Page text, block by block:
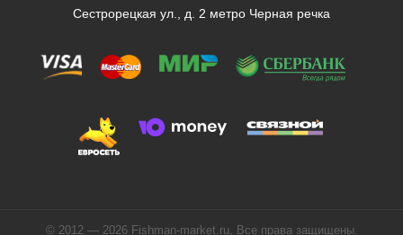
Сестрорецкая ул., д. 2 метро Черная речка
© 2012 — 2026 Fishman-market.ru, Все права защищены.